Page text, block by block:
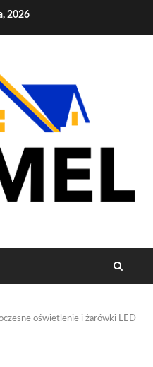
2026
oświetlenie i żarówki LED